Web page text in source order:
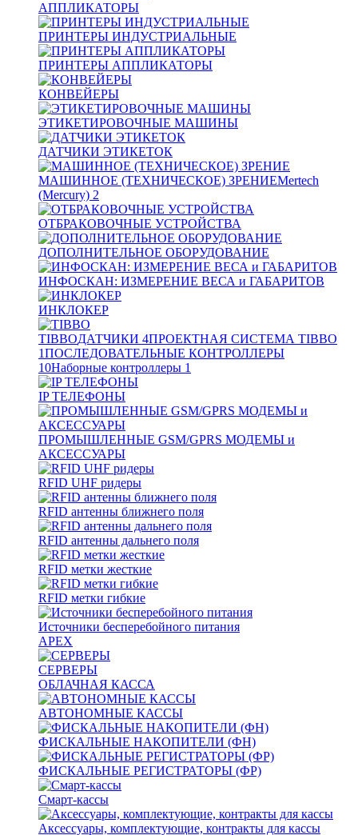
АППЛИКАТОРЫ
ПРИНТЕРЫ ИНДУСТРИАЛЬНЫЕ
ПРИНТЕРЫ АППЛИКАТОРЫ
КОНВЕЙЕРЫ
ЭТИКЕТИРОВОЧНЫЕ МАШИНЫ
ДАТЧИКИ ЭТИКЕТОК
МАШИННОЕ (ТЕХНИЧЕСКОЕ) ЗРЕНИЕMertech
(Mercury) 2
ОТБРАКОВОЧНЫЕ УСТРОЙСТВА
ДОПОЛНИТЕЛЬНОЕ ОБОРУДОВАНИЕ
ИНФОСКАН: ИЗМЕРЕНИЕ ВЕСА и ГАБАРИТОВ
ИНКЛОКЕР
TIBBOДАТЧИКИ 4ПРОЕКТНАЯ СИСТЕМА TIBBO
1ПОСЛЕДОВАТЕЛЬНЫЕ КОНТРОЛЛЕРЫ
10Наборные контроллеры 1
IP ТЕЛЕФОНЫ
ПРОМЫШЛЕННЫЕ GSM/GPRS МОДЕМЫ и
АКСЕССУАРЫ
RFID UHF ридеры
RFID антенны ближнего поля
RFID антенны дальнего поля
RFID метки жесткие
RFID метки гибкие
Источники бесперебойного питания
APEX
СЕРВЕРЫ
ОБЛАЧНАЯ КАССА
АВТОНОМНЫЕ КАССЫ
ФИСКАЛЬНЫЕ НАКОПИТЕЛИ (ФН)
ФИСКАЛЬНЫЕ РЕГИСТРАТОРЫ (ФР)
Смарт-кассы
Аксессуары, комплектующие, контракты для кассы